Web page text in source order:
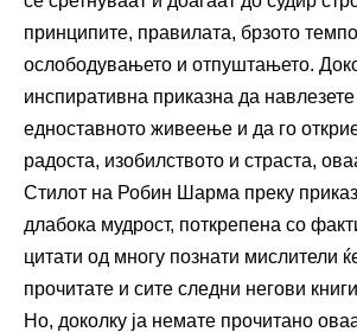
принципите, правилата, брзото
ослободувањето и отпуштањето.
инспиративна приказна да
едноставното живеење и да го
радоста, изобилството и страста,
Стилот на Робин Шарма преку
длабока мудрост, поткрепена со
цитати од многу познати мислители
прочитате и сите следни негови
Но, доколку ја немате прочитано